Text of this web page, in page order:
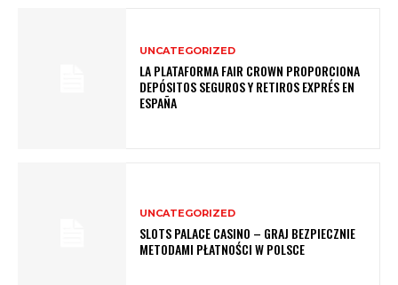
UNCATEGORIZED
LA PLATAFORMA FAIR CROWN PROPORCIONA
DEPÓSITOS SEGUROS Y RETIROS EXPRÉS EN
ESPAÑA
UNCATEGORIZED
SLOTS PALACE CASINO – GRAJ BEZPIECZNIE
METODAMI PŁATNOŚCI W POLSCE